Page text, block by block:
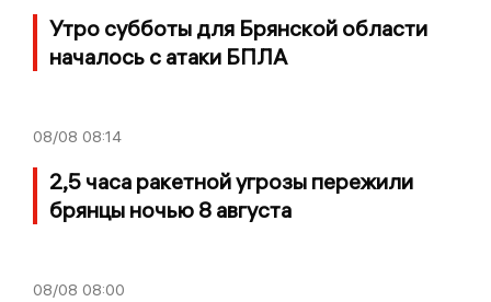
Утро субботы для Брянской области
началось с атаки БПЛА
08/08 08:14
2,5 часа ракетной угрозы пережили
брянцы ночью 8 августа
08/08 08:00